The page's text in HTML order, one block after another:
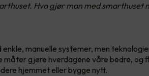
Hva gjør man med smarthuset
manuelle systemer, men
måter gjøre hverdagene våre bedre, og
hjemmet eller bygge nytt.